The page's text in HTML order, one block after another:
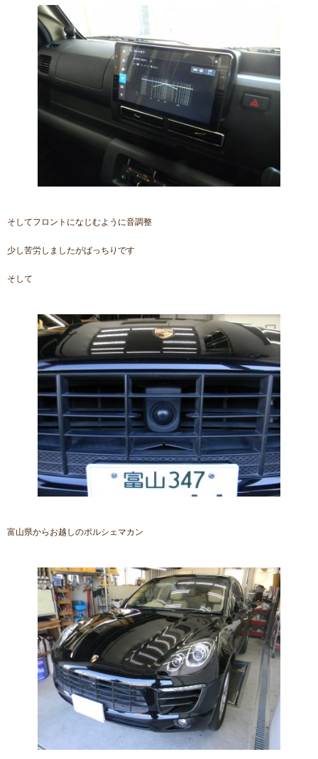
そしてフロントになじむように音調整
少し苦労しましたがばっちりです
そして
富山県からお越しのポルシェマカン